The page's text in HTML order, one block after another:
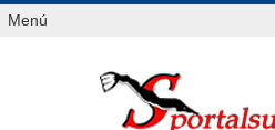
Saltar
alMenú